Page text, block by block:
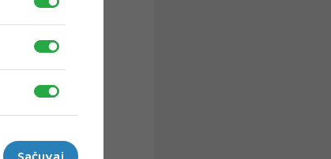
Sačuvaj